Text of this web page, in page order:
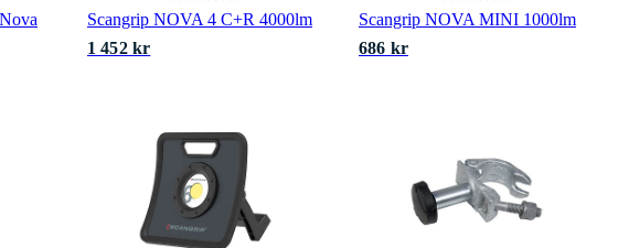
Scangrip NOVA 4 C+R 4000lm
1 452 kr
Scangrip NOVA MINI 1000lm
686 kr